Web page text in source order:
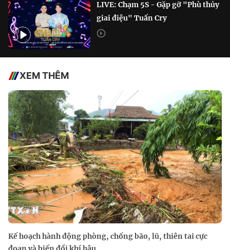
LIVE: Chạm 5S - Gặp gỡ "Phù thủy
giai điệu" Tuấn Cry
XEM THÊM
Kế hoạch hành động phòng, chống bão, lũ, thiên tai cực